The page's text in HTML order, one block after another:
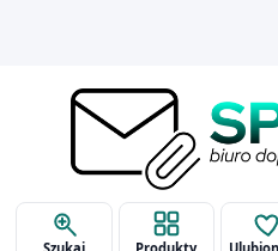
514 090 929
Szukaj Produkty